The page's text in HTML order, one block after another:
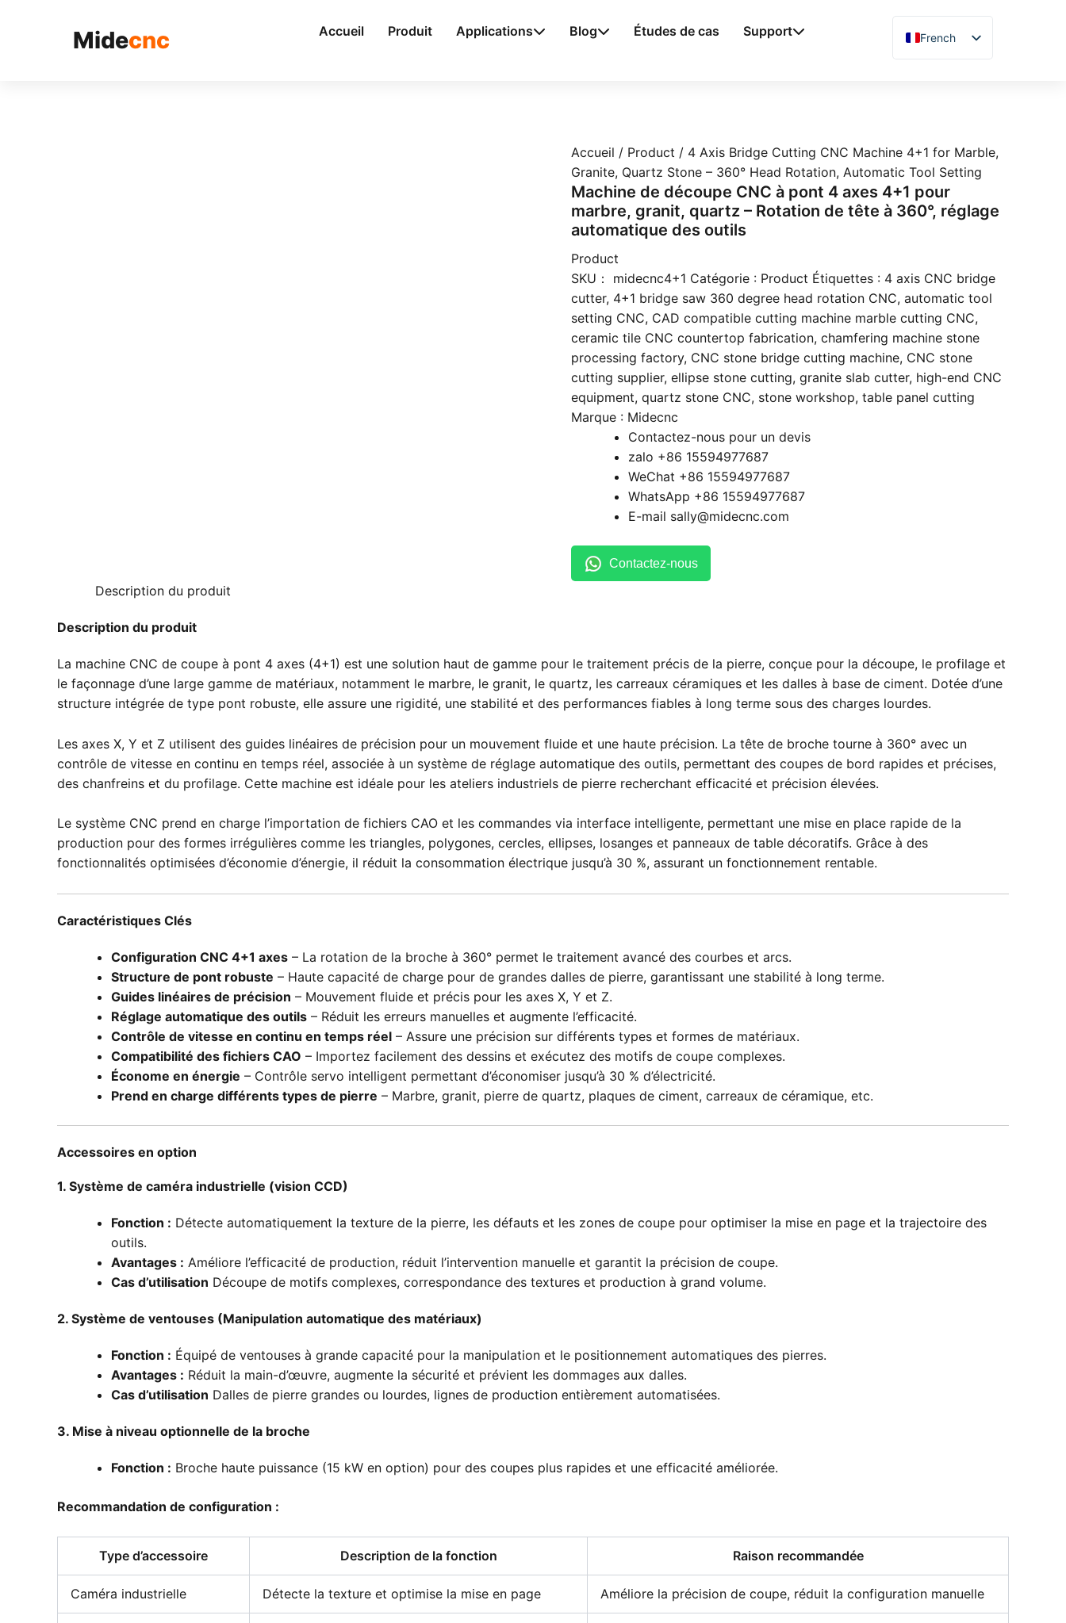
Midecnc Accueil Produit Applications Blog Études de cas Support
French
English
Spanish
Arabic
Japanese
Uzbek
Polish
Hindi
Accueil / Product / 4 Axis Bridge Cutting CNC Machine 4+1 for Marble,
Granite, Quartz Stone – 360° Head Rotation, Automatic Tool Setting
Machine de découpe CNC à pont 4 axes 4+1 pour
marbre, granit, quartz – Rotation de tête à 360°, réglage
automatique des outils
Product
SKU： midecnc4+1 Catégorie : Product Étiquettes : 4 axis CNC bridge
cutter, 4+1 bridge saw 360 degree head rotation CNC, automatic tool
setting CNC, CAD compatible cutting machine marble cutting CNC,
ceramic tile CNC countertop fabrication, chamfering machine stone
processing factory, CNC stone bridge cutting machine, CNC stone
cutting supplier, ellipse stone cutting, granite slab cutter, high-end CNC
equipment, quartz stone CNC, stone workshop, table panel cutting
Marque : Midecnc
Contactez-nous pour un devis
zalo +86 15594977687
WeChat +86 15594977687
WhatsApp +86 15594977687
E-mail sally@midecnc.com
Contactez-nous
Description du produit
Description du produit
La machine CNC de coupe à pont 4 axes (4+1) est une solution haut de gamme pour le traitement précis de la pierre, conçue pour la découpe, le profilage et
le façonnage d’une large gamme de matériaux, notamment le marbre, le granit, le quartz, les carreaux céramiques et les dalles à base de ciment. Dotée d’une
structure intégrée de type pont robuste, elle assure une rigidité, une stabilité et des performances fiables à long terme sous des charges lourdes.
Les axes X, Y et Z utilisent des guides linéaires de précision pour un mouvement fluide et une haute précision. La tête de broche tourne à 360° avec un
contrôle de vitesse en continu en temps réel, associée à un système de réglage automatique des outils, permettant des coupes de bord rapides et précises,
des chanfreins et du profilage. Cette machine est idéale pour les ateliers industriels de pierre recherchant efficacité et précision élevées.
Le système CNC prend en charge l’importation de fichiers CAO et les commandes via interface intelligente, permettant une mise en place rapide de la
production pour des formes irrégulières comme les triangles, polygones, cercles, ellipses, losanges et panneaux de table décoratifs. Grâce à des
fonctionnalités optimisées d’économie d’énergie, il réduit la consommation électrique jusqu’à 30 %, assurant un fonctionnement rentable.
Caractéristiques Clés
Configuration CNC 4+1 axes – La rotation de la broche à 360° permet le traitement avancé des courbes et arcs.
Structure de pont robuste – Haute capacité de charge pour de grandes dalles de pierre, garantissant une stabilité à long terme.
Guides linéaires de précision – Mouvement fluide et précis pour les axes X, Y et Z.
Réglage automatique des outils – Réduit les erreurs manuelles et augmente l’efficacité.
Contrôle de vitesse en continu en temps réel – Assure une précision sur différents types et formes de matériaux.
Compatibilité des fichiers CAO – Importez facilement des dessins et exécutez des motifs de coupe complexes.
Économe en énergie – Contrôle servo intelligent permettant d’économiser jusqu’à 30 % d’électricité.
Prend en charge différents types de pierre – Marbre, granit, pierre de quartz, plaques de ciment, carreaux de céramique, etc.
Accessoires en option
1. Système de caméra industrielle (vision CCD)
Fonction : Détecte automatiquement la texture de la pierre, les défauts et les zones de coupe pour optimiser la mise en page et la trajectoire des
outils.
Avantages : Améliore l’efficacité de production, réduit l’intervention manuelle et garantit la précision de coupe.
Cas d’utilisation Découpe de motifs complexes, correspondance des textures et production à grand volume.
2. Système de ventouses (Manipulation automatique des matériaux)
Fonction : Équipé de ventouses à grande capacité pour la manipulation et le positionnement automatiques des pierres.
Avantages : Réduit la main-d’œuvre, augmente la sécurité et prévient les dommages aux dalles.
Cas d’utilisation Dalles de pierre grandes ou lourdes, lignes de production entièrement automatisées.
3. Mise à niveau optionnelle de la broche
Fonction : Broche haute puissance (15 kW en option) pour des coupes plus rapides et une efficacité améliorée.
Recommandation de configuration :
Type d’accessoire Description de la fonction Raison recommandée
Caméra industrielle Détecte la texture et optimise la mise en page Améliore la précision de coupe, réduit la configuration manuelle